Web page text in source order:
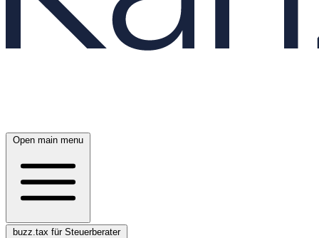
Open main menu
buzz.tax für Steuerberater